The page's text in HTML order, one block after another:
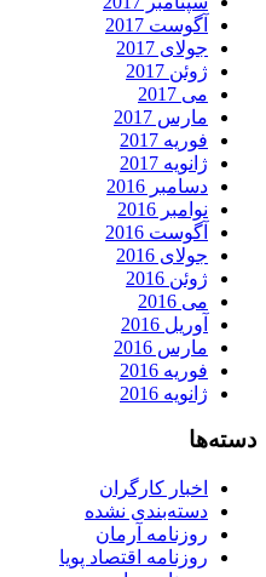
آگوست 2017
جولای 2017
ژوئن 2017
می 2017
مارس 2017
فوریه 2017
ژانویه 2017
دسامبر 2016
نوامبر 2016
آگوست 2016
جولای 2016
ژوئن 2016
می 2016
آوریل 2016
مارس 2016
فوریه 2016
ژانویه 2016
دسته‌ها
اخبار کارگران
دسته‌بندی نشده
روزنامه آرمان
روزنامه اقتصاد پویا